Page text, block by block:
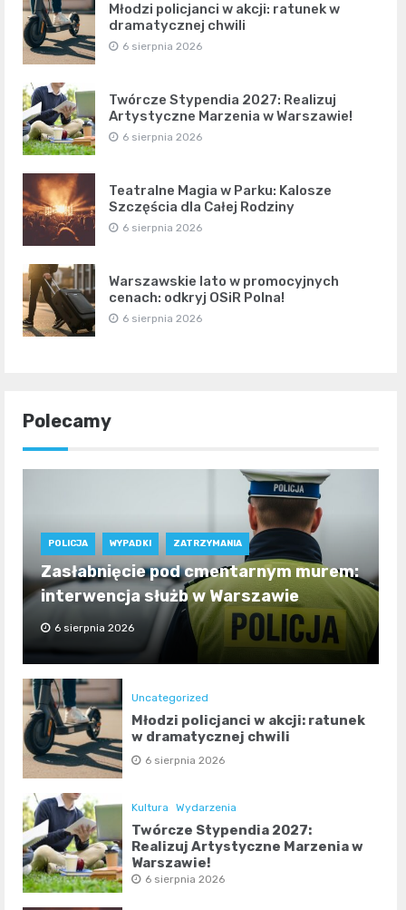
Młodzi policjanci w akcji: ratunek w
dramatycznej chwili
6 sierpnia 2026
Twórcze Stypendia 2027: Realizuj
Artystyczne Marzenia w Warszawie!
6 sierpnia 2026
Teatralne Magia w Parku: Kalosze
Szczęścia dla Całej Rodziny
6 sierpnia 2026
Warszawskie lato w promocyjnych
cenach: odkryj OSiR Polna!
6 sierpnia 2026
Polecamy
POLICJA WYPADKI ZATRZYMANIA
Zasłabnięcie pod cmentarnym murem:
interwencja służb w Warszawie
6 sierpnia 2026
Uncategorized
Młodzi policjanci w akcji: ratunek
w dramatycznej chwili
6 sierpnia 2026
Kultura Wydarzenia
Twórcze Stypendia 2027:
Realizuj Artystyczne Marzenia w
Warszawie!
6 sierpnia 2026